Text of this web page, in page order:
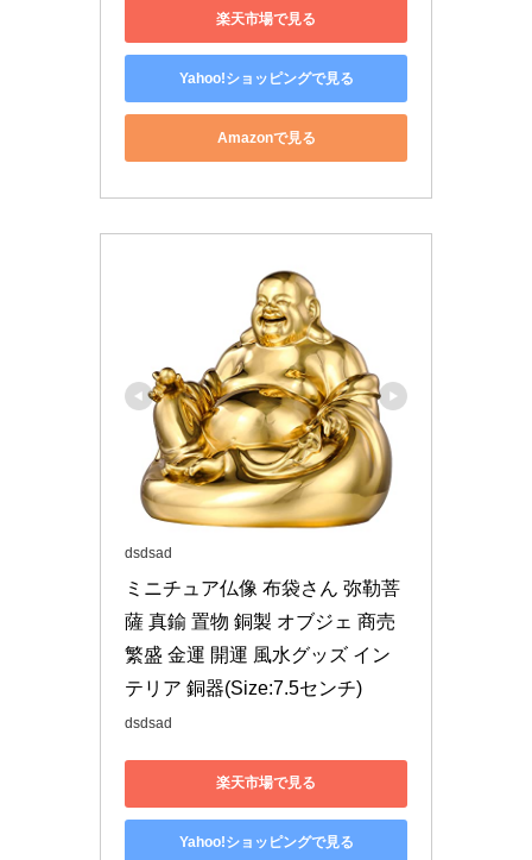
楽天市場で見る
Yahoo!ショッピングで見る
Amazonで見る
dsdsad
ミニチュア仏像 布袋さん 弥勒菩
薩 真鍮 置物 銅製 オブジェ 商売
繁盛 金運 開運 風水グッズ イン
テリア 銅器(Size:7.5センチ)
dsdsad
楽天市場で見る
Yahoo!ショッピングで見る